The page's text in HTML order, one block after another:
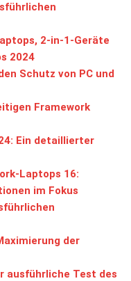
2-in-1-Geräte
2024
Schutz von PC und
Framework
Ein detaillierter
Laptops 16:
im Fokus
der
ausführliche Test des